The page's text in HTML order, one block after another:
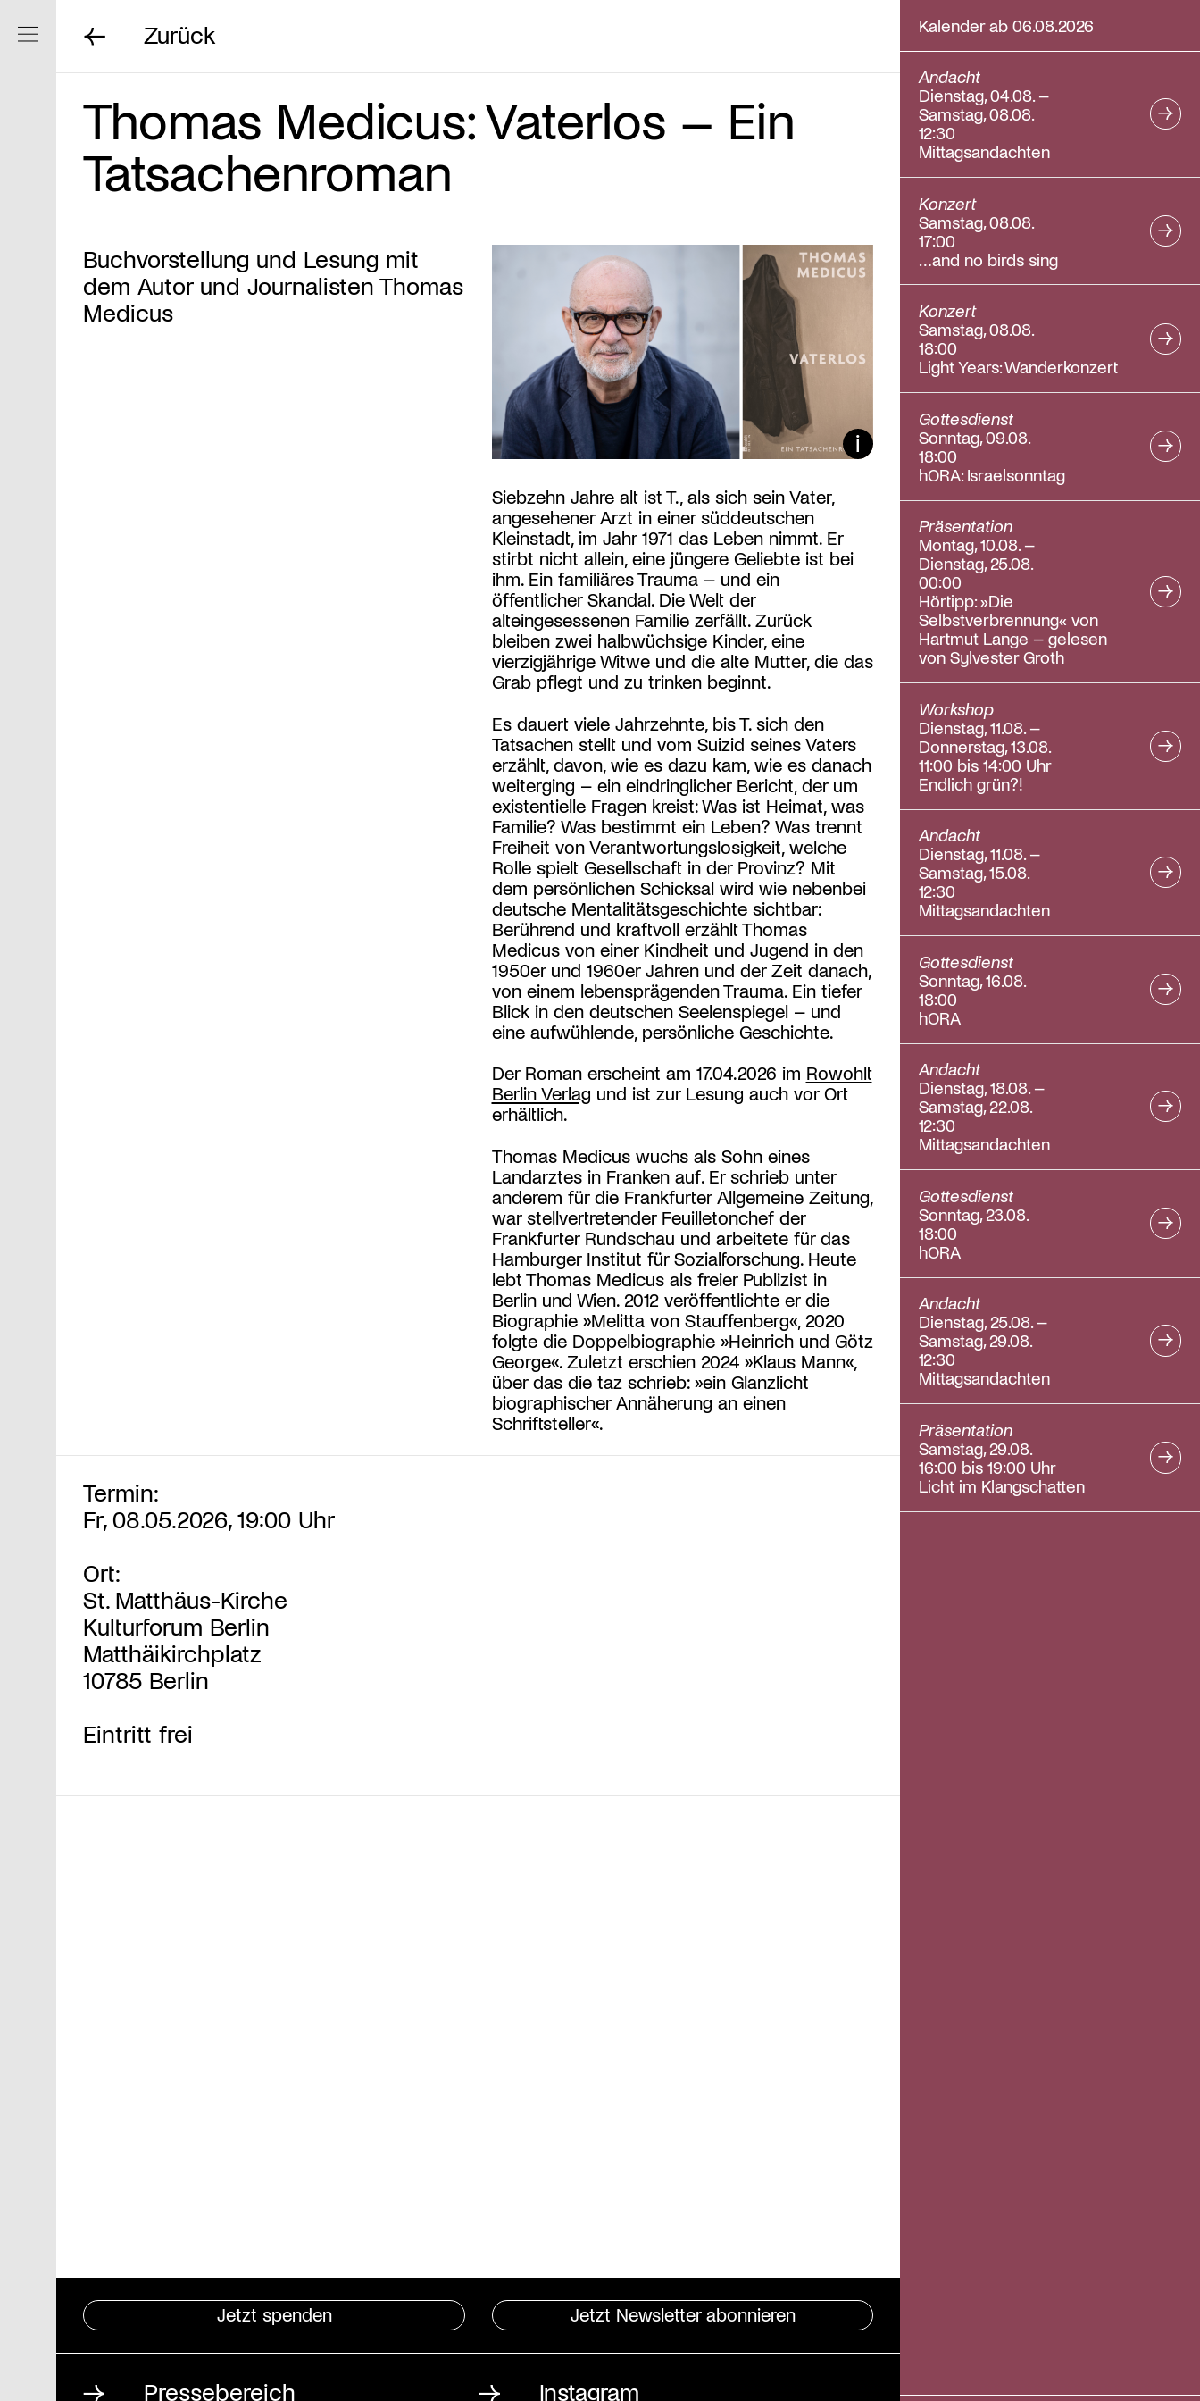
Navigation ein/ausblenden
Zurück
Thomas Medicus: Vaterlos – Ein
Tatsachenroman
Buchvorstellung und Lesung mit
dem Autor und Journalisten Thomas
Medicus
Bildunterschrift ein/
Siebzehn Jahre alt ist T., als sich sein Vater,
angesehener Arzt in einer süddeutschen
Kleinstadt, im Jahr 1971 das Leben nimmt. Er
stirbt nicht allein, eine jüngere Geliebte ist bei
ihm. Ein familiäres Trauma – und ein
öffentlicher Skandal. Die Welt der
alteingesessenen Familie zerfällt. Zurück
bleiben zwei halbwüchsige Kinder, eine
vierzigjährige Witwe und die alte Mutter, die das
Grab pflegt und zu trinken beginnt.
Es dauert viele Jahrzehnte, bis T. sich den
Tatsachen stellt und vom Suizid seines Vaters
erzählt, davon, wie es dazu kam, wie es danach
weiterging – ein eindringlicher Bericht, der um
existentielle Fragen kreist: Was ist Heimat, was
Familie? Was bestimmt ein Leben? Was trennt
Freiheit von Verantwortungslosigkeit, welche
Rolle spielt Gesellschaft in der Provinz? Mit
dem persönlichen Schicksal wird wie nebenbei
deutsche Mentalitätsgeschichte sichtbar:
Berührend und kraftvoll erzählt Thomas
Medicus von einer Kindheit und Jugend in den
1950er und 1960er Jahren und der Zeit danach,
von einem lebensprägenden Trauma. Ein tiefer
Blick in den deutschen Seelenspiegel – und
eine aufwühlende, persönliche Geschichte.
Der Roman erscheint am 17.04.2026 im Rowohlt
Berlin Verlag und ist zur Lesung auch vor Ort
erhältlich.
Thomas Medicus wuchs als Sohn eines
Landarztes in Franken auf. Er schrieb unter
anderem für die Frankfurter Allgemeine Zeitung,
war stellvertretender Feuilletonchef der
Frankfurter Rundschau und arbeitete für das
Hamburger Institut für Sozialforschung. Heute
lebt Thomas Medicus als freier Publizist in
Berlin und Wien. 2012 veröffentlichte er die
Biographie »Melitta von Stauffenberg«, 2020
folgte die Doppelbiographie »Heinrich und Götz
George«. Zuletzt erschien 2024 »Klaus Mann«,
über das die taz schrieb: »ein Glanzlicht
biographischer Annäherung an einen
Schriftsteller«.
Termin:
Fr, 08.05.2026, 19:00 Uhr
Ort:
St. Matthäus-Kirche
Kulturforum Berlin
Matthäikirchplatz
10785 Berlin
Eintritt frei
Jetzt spenden Jetzt Newsletter abonnieren
Pressebereich
Instagram
Kalender ab 06.08.2026
Andacht
Dienstag, 04.08. –
Samstag, 08.08.
12:30
Mittagsandachten
Konzert
Samstag, 08.08.
17:00
…and no birds sing
Konzert
Samstag, 08.08.
18:00
Light Years: Wanderkonzert
Gottesdienst
Sonntag, 09.08.
18:00
hORA: Israelsonntag
Präsentation
Montag, 10.08. –
Dienstag, 25.08.
00:00
Hörtipp: »Die
Selbstverbrennung« von
Hartmut Lange – gelesen
von Sylvester Groth
Workshop
Dienstag, 11.08. –
Donnerstag, 13.08.
11:00 bis 14:00 Uhr
Endlich grün?!
Andacht
Dienstag, 11.08. –
Samstag, 15.08.
12:30
Mittagsandachten
Gottesdienst
Sonntag, 16.08.
18:00
hORA
Andacht
Dienstag, 18.08. –
Samstag, 22.08.
12:30
Mittagsandachten
Gottesdienst
Sonntag, 23.08.
18:00
hORA
Andacht
Dienstag, 25.08. –
Samstag, 29.08.
12:30
Mittagsandachten
Präsentation
Samstag, 29.08.
16:00 bis 19:00 Uhr
Licht im Klangschatten